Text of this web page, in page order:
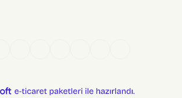
ideasoft
e-